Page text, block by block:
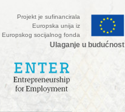
Projekt je sufinancirala
Europska unija iz
Europskog socijalnog fonda
Ulaganje u budućnost